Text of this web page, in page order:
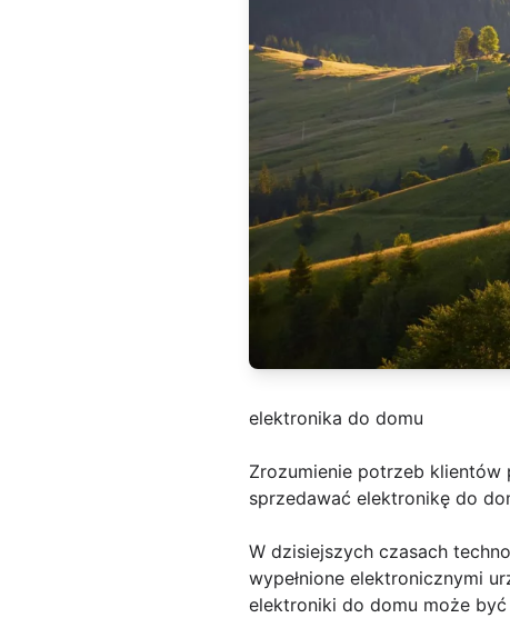
elektronika do domu
Zrozumienie potrzeb klientów
sprzedawać elektronikę do
W dzisiejszych czasach
wypełnione elektronicznymi
elektroniki do domu może